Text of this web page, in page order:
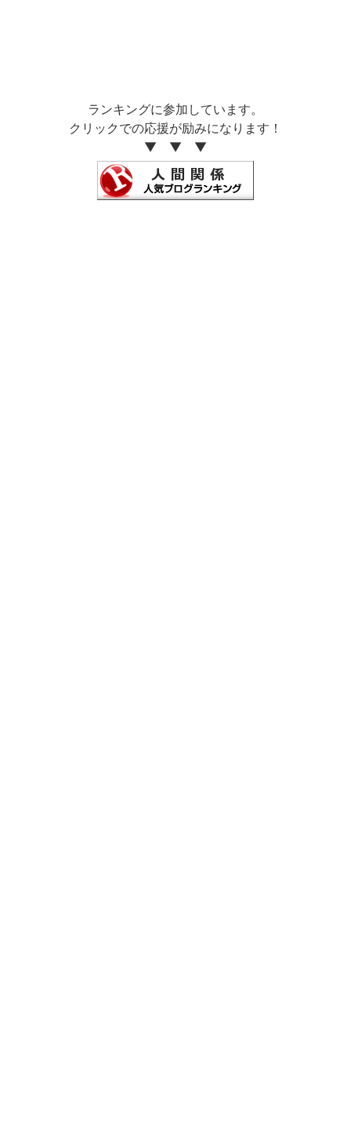
ランキングに参加しています。
クリックでの応援が励みになります！
▼ ▼ ▼